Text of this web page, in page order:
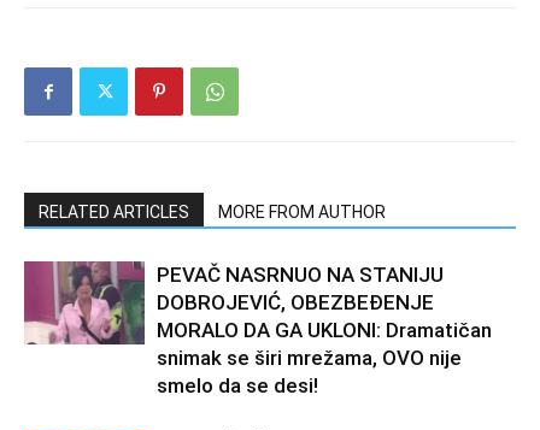
RELATED ARTICLES MORE FROM AUTHOR
PEVAČ NASRNUO NA STANIJU
DOBROJEVIĆ, OBEZBEĐENJE
MORALO DA GA UKLONI: Dramatičan
snimak se širi mrežama, OVO nije
smelo da se desi!